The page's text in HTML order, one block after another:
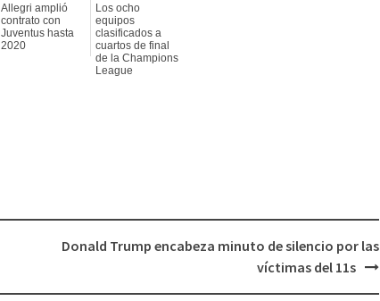
Allegri amplió
contrato con
Juventus hasta
2020
Los ocho
equipos
clasificados a
cuartos de final
de la Champions
League
Donald Trump encabeza minuto de silencio por las
víctimas del 11s